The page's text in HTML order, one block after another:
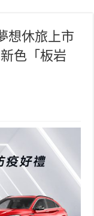
想休旅上市
色「板岩